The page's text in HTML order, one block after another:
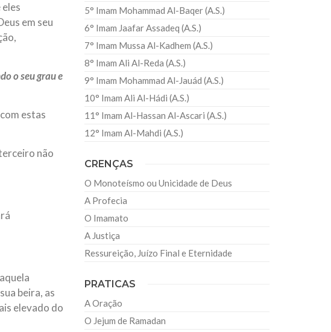
em seu
o seu grau e
estas
não
beira, as
elevado do
5° Imam Mohammad Al-Baqer (A.S.)
6° Imam Jaafar Assadeq (A.S.)
7° Imam Mussa Al-Kadhem (A.S.)
8° Imam Ali Al-Reda (A.S.)
9° Imam Mohammad Al-Jauád (A.S.)
10° Imam Ali Al-Hádi (A.S.)
11° Imam Al-Hassan Al-Ascari (A.S.)
12° Imam Al-Mahdi (A.S.)
CRENÇAS
O Monoteísmo ou Unicidade de Deus
A Profecia
O Imamato
A Justiça
Ressureição, Juízo Final e Eternidade
PRATICAS
A Oração
O Jejum de Ramadan